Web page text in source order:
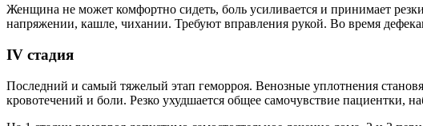
Женщина не может комфортно сидеть, боль усиливается и принимает
напряжении, кашле, чихании. Требуют вправления рукой. Во время
IV стадия
Последний и самый тяжелый этап геморроя. Венозные уплотнения
кровотечений и боли. Резко ухудшается общее самочувствие пациентки,